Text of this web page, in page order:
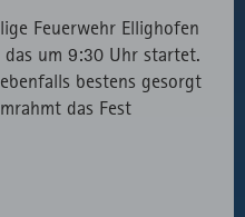
Feuerwehr Ellighofen
um 9:30 Uhr startet.
bestens gesorgt
das Fest